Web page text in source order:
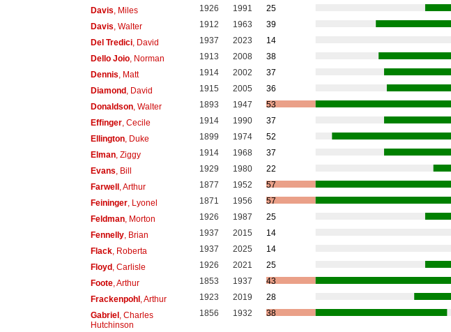
Davis , Miles 1926 1991
25
Davis , Walter 1912 1963
39
Del Tredici, David 1937 2023
14
Dello Joio, Norman 1913 2008
38
Dennis , Matt 1914 2002
37
Diamond, David 1915 2005
36
Donaldson, Walter 1893 1947
53
Effinger, Cecile 1914 1990
37
Ellington, Duke 1899 1974
52
Elman, Ziggy 1914 1968
37
Evans , Bill 1929 1980
22
Farwell, Arthur 1877 1952
57
Feininger, Lyonel 1871 1956
57
Feldman, Morton 1926 1987
25
Fennelly, Brian 1937 2015
14
Flack, Roberta 1937 2025
14
Floyd, Carlisle 1926 2021
25
Foote, Arthur 1853 1937
43
Frackenpohl, Arthur 1923 2019
28
Gabriel, Charles
Hutchinson
1856 1932 38